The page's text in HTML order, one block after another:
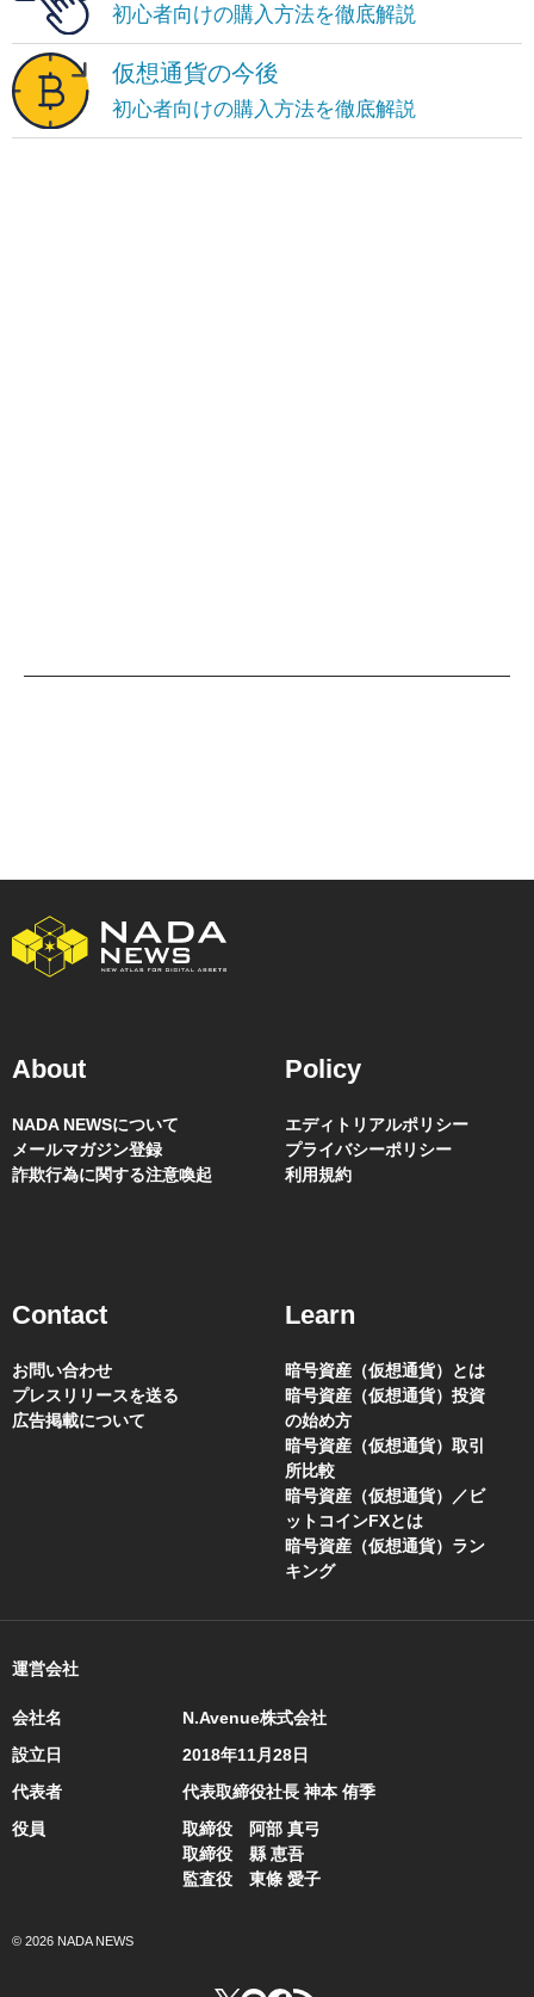
About
NADA NEWSについて
メールマガジン登録
詐欺行為に関する注意喚起
Policy
エディトリアルポリシー
プライバシーポリシー
利用規約
Contact
お問い合わせ
プレスリリースを送る
広告掲載について
Learn
暗号資産（仮想通貨）とは
暗号資産（仮想通貨）投資
の始め方
暗号資産（仮想通貨）取引
所比較
暗号資産（仮想通貨）／ビ
ットコインFXとは
暗号資産（仮想通貨）ラン
キング
運営会社
会社名
N.Avenue株式会社
設立日
2018年11月28日
代表者
代表取締役社長 神本 侑季
役員
取締役 阿部 真弓
取締役 縣 恵吾
監査役 東條 愛子
© 2026 NADA NEWS